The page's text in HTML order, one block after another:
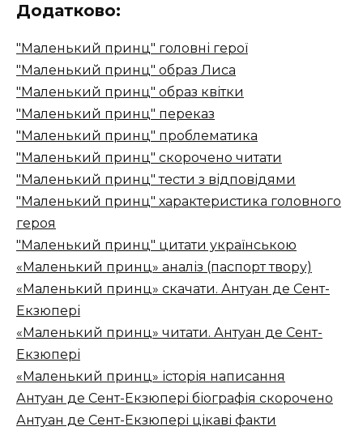
Додатково:
"Маленький принц" головні герої
"Маленький принц" образ Лиса
"Маленький принц" образ квітки
"Маленький принц" переказ
"Маленький принц" проблематика
"Маленький принц" скорочено читати
"Маленький принц" тести з відповідями
"Маленький принц" характеристика головного
героя
"Маленький принц" цитати українською
«Маленький принц» аналіз (паспорт твору)
«Маленький принц» скачати. Антуан де Сент-
Екзюпері
«Маленький принц» читати. Антуан де Сент-
Екзюпері
«Маленький принц» історія написання
Антуан де Сент-Екзюпері біографія скорочено
Антуан де Сент-Екзюпері цікаві факти